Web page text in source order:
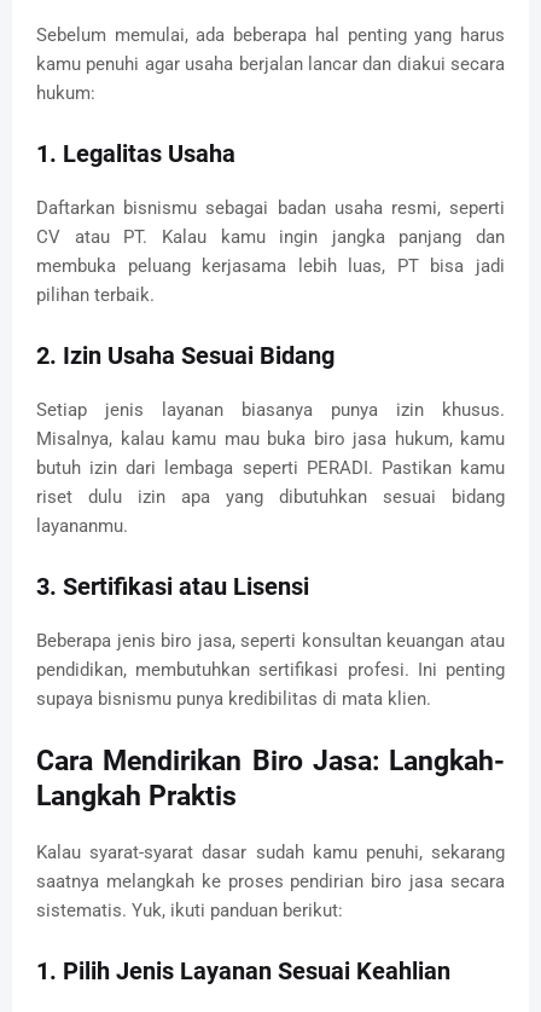
Sebelum memulai, ada beberapa hal penting yang harus
kamu penuhi agar usaha berjalan lancar dan diakui secara
hukum:
1. Legalitas Usaha
Daftarkan bisnismu sebagai badan usaha resmi, seperti
CV atau PT. Kalau kamu ingin jangka panjang dan
membuka peluang kerjasama lebih luas, PT bisa jadi
pilihan terbaik.
2. Izin Usaha Sesuai Bidang
Setiap jenis layanan biasanya punya izin khusus.
Misalnya, kalau kamu mau buka biro jasa hukum, kamu
butuh izin dari lembaga seperti PERADI. Pastikan kamu
riset dulu izin apa yang dibutuhkan sesuai bidang
layananmu.
3. Sertifikasi atau Lisensi
Beberapa jenis biro jasa, seperti konsultan keuangan atau
pendidikan, membutuhkan sertifikasi profesi. Ini penting
supaya bisnismu punya kredibilitas di mata klien.
Cara Mendirikan Biro Jasa: Langkah-
Langkah Praktis
Kalau syarat-syarat dasar sudah kamu penuhi, sekarang
saatnya melangkah ke proses pendirian biro jasa secara
sistematis. Yuk, ikuti panduan berikut:
1. Pilih Jenis Layanan Sesuai Keahlian